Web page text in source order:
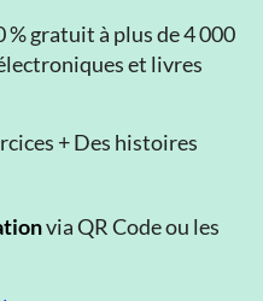
% gratuit à plus de 4 000
et livres
+ Des histoires
via QR Code ou les